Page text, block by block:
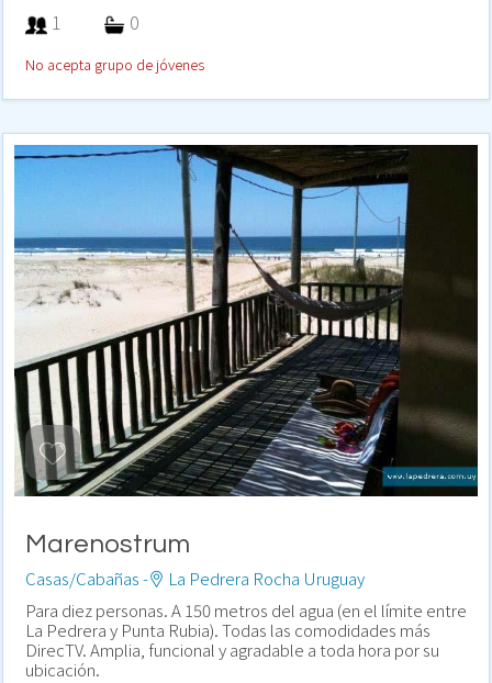
1 0
No acepta grupo de jóvenes
Marenostrum
Casas/Cabañas -
La Pedrera Rocha Uruguay
Para diez personas. A 150 metros del agua (en el límite entre
La Pedrera y Punta Rubia). Todas las comodidades más
DirecTV. Amplia, funcional y agradable a toda hora por su
ubicación.